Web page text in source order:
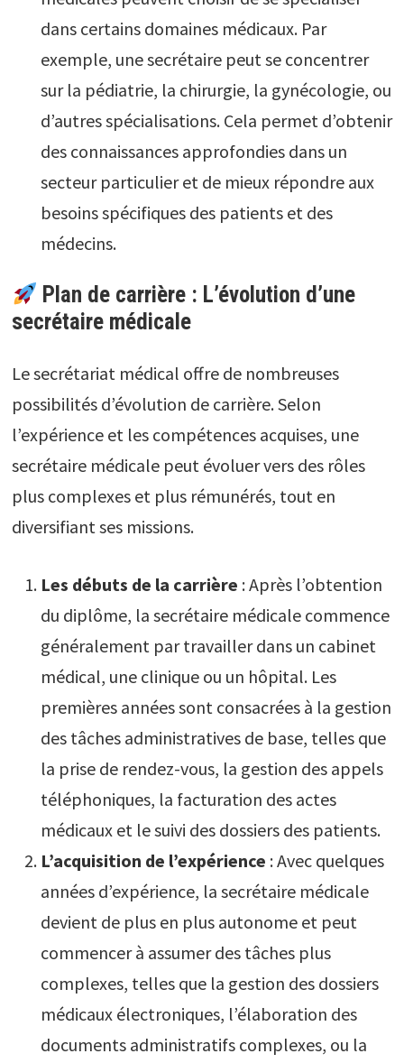
dans certains domaines médicaux. Par
exemple, une secrétaire peut se concentrer
sur la pédiatrie, la chirurgie, la gynécologie, ou
d’autres spécialisations. Cela permet d’obtenir
des connaissances approfondies dans un
secteur particulier et de mieux répondre aux
besoins spécifiques des patients et des
médecins.
Plan de carrière : L’évolution d’une
secrétaire médicale
Le secrétariat médical offre de nombreuses
possibilités d’évolution de carrière. Selon
l’expérience et les compétences acquises, une
secrétaire médicale peut évoluer vers des rôles
plus complexes et plus rémunérés, tout en
diversifiant ses missions.
Les débuts de la carrière : Après l’obtention
du diplôme, la secrétaire médicale commence
généralement par travailler dans un cabinet
médical, une clinique ou un hôpital. Les
premières années sont consacrées à la gestion
des tâches administratives de base, telles que
la prise de rendez-vous, la gestion des appels
téléphoniques, la facturation des actes
médicaux et le suivi des dossiers des patients.
L’acquisition de l’expérience : Avec quelques
années d’expérience, la secrétaire médicale
devient de plus en plus autonome et peut
commencer à assumer des tâches plus
complexes, telles que la gestion des dossiers
médicaux électroniques, l’élaboration des
documents administratifs complexes, ou la